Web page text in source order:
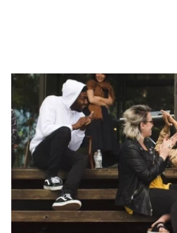
Podcasts
Muziek
Artikelen
Kanalen
Steun
onze